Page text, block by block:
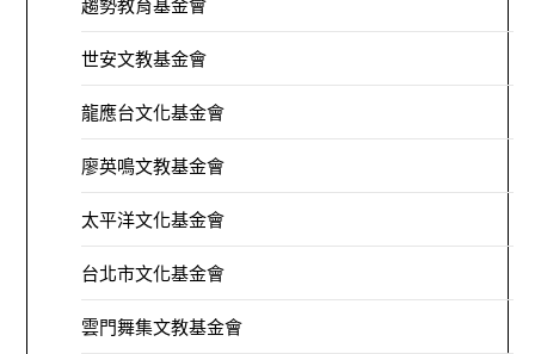
趨勢教育基金會
世安文教基金會
龍應台文化基金會
廖英鳴文教基金會
太平洋文化基金會
台北市文化基金會
雲門舞集文教基金會